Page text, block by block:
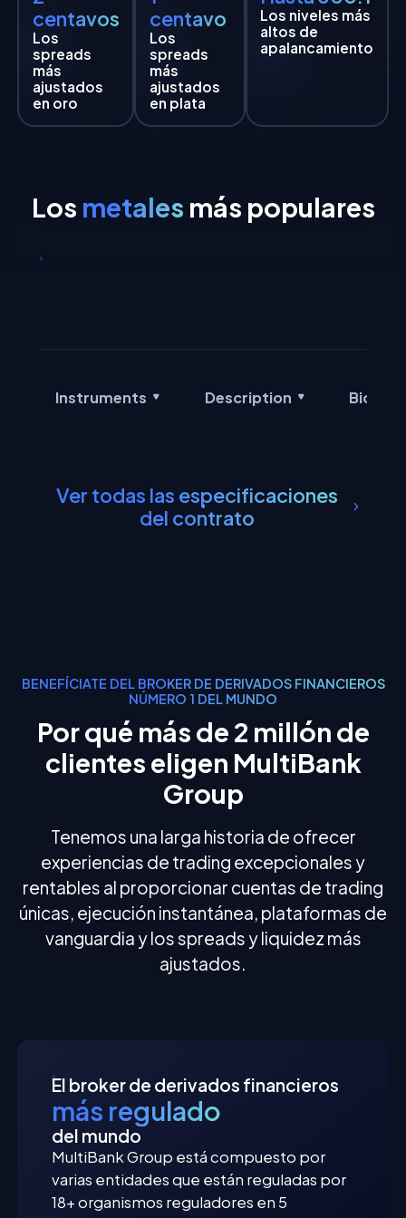
centavos
Los
spreads
más
ajustados
en oro
centavo
Los
spreads
más
ajustados
en plata
Los niveles más
altos de
apalancamiento
Los metales más populares
Instruments Description Bid
Ver todas las especificaciones
del contrato
BENEFÍCIATE DEL BROKER DE DERIVADOS FINANCIEROS
NÚMERO 1 DEL MUNDO
Por qué más de 2 millón de
clientes eligen MultiBank
Group
Tenemos una larga historia de ofrecer
experiencias de trading excepcionales y
rentables al proporcionar cuentas de trading
únicas, ejecución instantánea, plataformas de
vanguardia y los spreads y liquidez más
ajustados.
El broker de derivados financieros
más regulado
del mundo
MultiBank Group está compuesto por
varias entidades que están reguladas por
18+ organismos reguladores en 5